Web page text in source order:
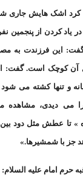
کرد اشک هایش جاری
یاد کردن از پنجمین
این فرزندت به
آن کوچک است. گفت:
و تنها کشته می شود
را می دیدی،
» تا عطش مثل دود
جز با شمشیرها.»